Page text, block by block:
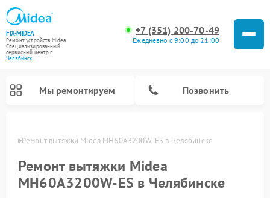
FIX-MIDEA
Ремонт устройств Midea
Специализированный
cервисный центр г.
Челябинск
+7 (351) 200-70-49
Ежедневно с 9:00 до 21:00
Мы ремонтируем Позвонить
Ремонт вытяжки Midea MH60A3200W-ES в Челябинске
Ремонт вытяжки Midea
MH60A3200W-ES в Челябинске